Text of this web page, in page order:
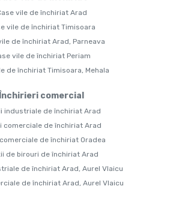
vile de închiriat Arad
vile de închiriat Timisoara
de închiriat Arad, Parneava
vile de închiriat Periam
de închiriat Timisoara, Mehala
Închirieri comercial
industriale de închiriat Arad
comerciale de închiriat Arad
de închiriat Oradea
de birouri de închiriat Arad
de închiriat Arad, Aurel Vlaicu
de închiriat Arad, Aurel Vlaicu